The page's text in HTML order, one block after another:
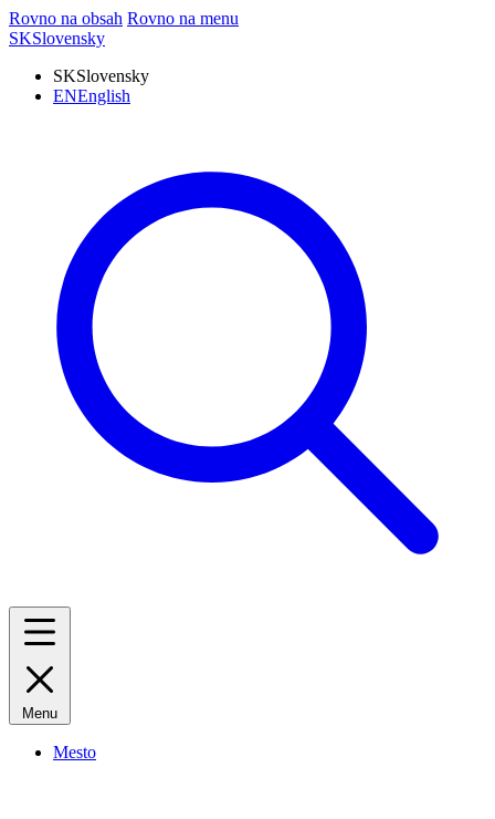
Rovno na obsah Rovno na menu
SKSlovensky
SKSlovensky
ENEnglish
Menu
Mesto